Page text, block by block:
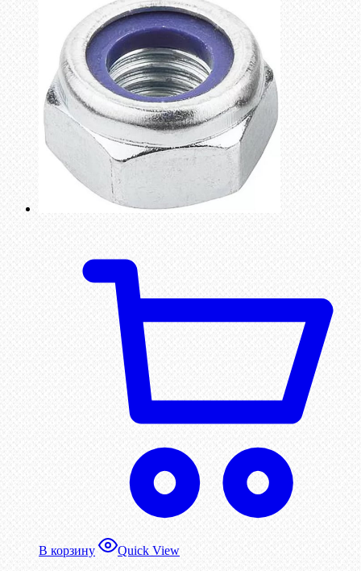
В корзину Quick View